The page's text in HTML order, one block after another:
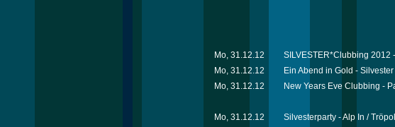
Mo, 31.12.12 SILVESTER*Clubbing 2012
Mo, 31.12.12
Ein Abend in Gold -
Mo, 31.12.12
New Years Eve Clubbing -
Mo, 31.12.12 Silvesterparty - Alp In /